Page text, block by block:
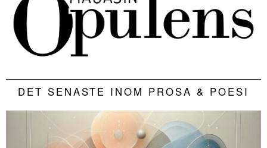
DET SENASTE INOM PROSA & POESI